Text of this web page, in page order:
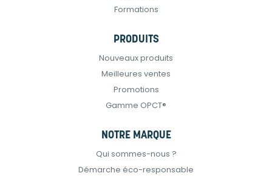
Formations
PRODUITS
Nouveaux produits
Meilleures ventes
Promotions
Gamme OPCT®
NOTRE MARQUE
Qui sommes-nous ?
Démarche éco-responsable